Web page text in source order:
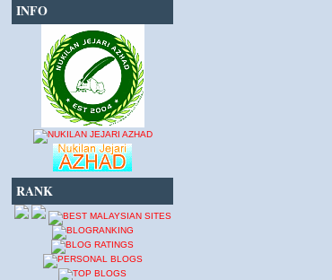
INFO
RANK